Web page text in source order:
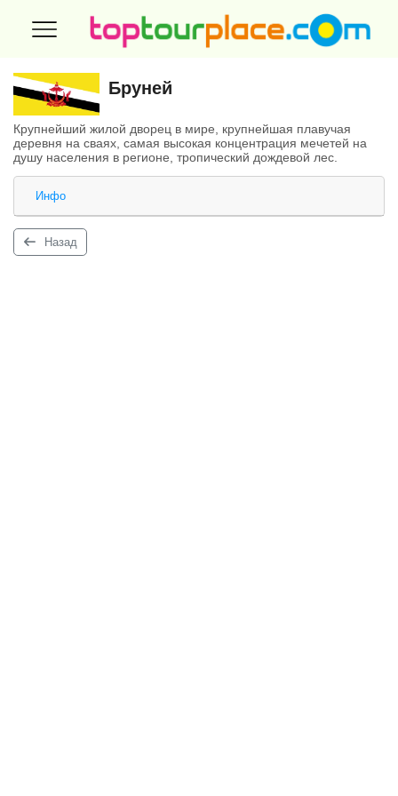
Бруней
Крупнейший жилой дворец в мире, крупнейшая плавучая
деревня на сваях, самая высокая концентрация мечетей на
душу населения в регионе, тропический дождевой лес.
Инфо
Назад